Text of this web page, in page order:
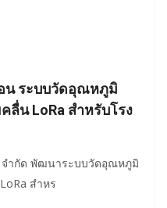
น ระบบวัดอุณหภูมิ
น LoRa สำหรับโรง
จำกัด พัฒนาระบบวัดอุณหภูมิ
สำหร